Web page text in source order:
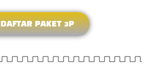
DAFTAR PAKET 3P